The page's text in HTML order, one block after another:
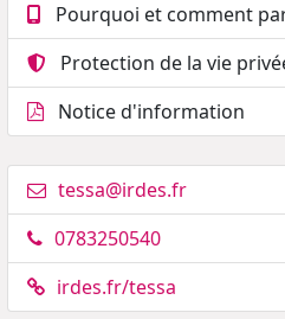
Pourquoi et comment
Protection de la vie
Notice d'information
tessa@irdes.fr
0783250540
irdes.fr/tessa